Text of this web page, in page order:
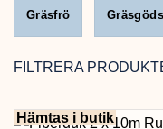
Gräsfrö
FILTRERA
Hämtas i butik